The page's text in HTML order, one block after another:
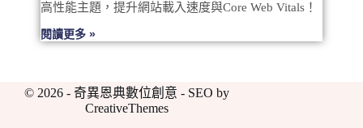
高性能主題，提升網站載入速度與Core Web Vitals！
閱讀更多 »
© 2026 - 奇異恩典數位創意 - SEO by
CreativeThemes